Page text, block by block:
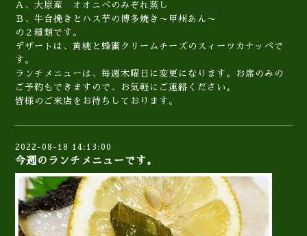
Ａ、大原産 オオニベのみぞれ蒸し
Ｂ、牛合挽きとハス芋の博多焼き〜甲州あん〜
の２種類です。
デザートは、黄桃と蜂蜜クリームチーズのスィーツカナッペで
す。
ランチメニューは、毎週木曜日に変更になります。お席のみの
ご予約もできますので、お気軽にご連絡ください。
皆様のご来店をお待ちしております。
2022-08-18 14:13:00
今週のランチメニューです。